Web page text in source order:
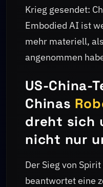
Krieg gesendet:
Embodied AI ist
mehr materiell,
angenommen
US-China-
Chinas
dreht sich
nicht nur
Der Sieg von
beantwortet eine